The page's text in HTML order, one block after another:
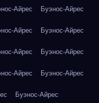
Айрес Буэнос-Айрес
Айрес Буэнос-Айрес
Айрес Буэнос-Айрес
Айрес Буэнос-Айрес
Буэнос-Айрес